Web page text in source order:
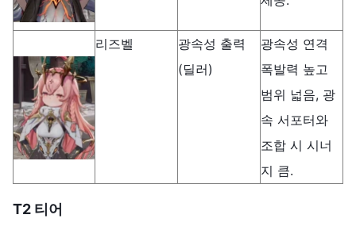
리즈벨
광속성 출력
(딜러)
광속성 연격
폭발력 높고
범위 넓음, 광
속 서포터와
조합 시 시너
지 큼.
T2 티어